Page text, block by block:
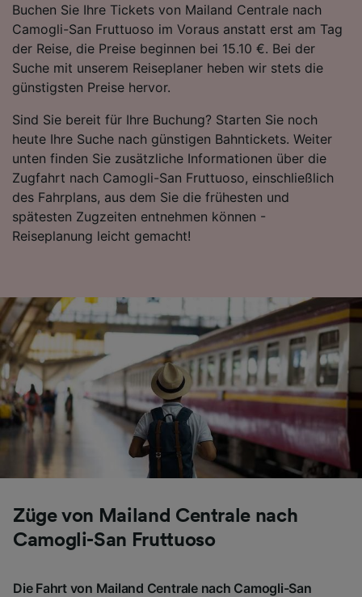
Buchen Sie Ihre Tickets von Mailand Centrale nach
Camogli-San Fruttuoso im Voraus anstatt erst am Tag
der Reise, die Preise beginnen bei 15.10 €. Bei der
Suche mit unserem Reiseplaner heben wir stets die
günstigsten Preise hervor.
Sind Sie bereit für Ihre Buchung? Starten Sie noch
heute Ihre Suche nach günstigen Bahntickets. Weiter
unten finden Sie zusätzliche Informationen über die
Zugfahrt nach Camogli-San Fruttuoso, einschließlich
des Fahrplans, aus dem Sie die frühesten und
spätesten Zugzeiten entnehmen können -
Reiseplanung leicht gemacht!
Züge von Mailand Centrale nach
Camogli-San Fruttuoso
Die Fahrt von Mailand Centrale nach Camogli-San